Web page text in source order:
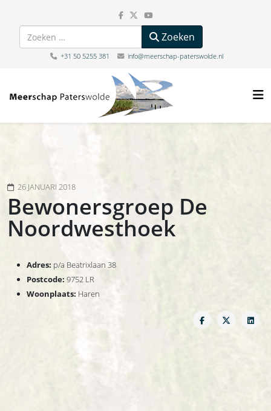
Zoeken Zoeken
+31 50 5255 381 info@meerschap-paterswolde.nl
26 JANUARI 2018
Bewonersgroep De
Noordwesthoek
Adres: p/a Beatrixlaan 38
Postcode: 9752 LR
Woonplaats: Haren